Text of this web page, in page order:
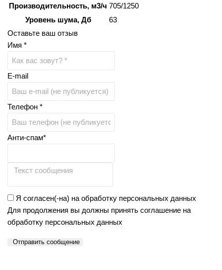
Производительность, м3/ч 705/1250
Уровень шума, Дб
63
Оставьте ваш отзыв
Имя *
E-mail
Телефон *
Анти-спам*
Я согласен(-на) на обработку персональных данных
Для продолжения вы должны принять соглашение на
обработку персональных данных
Отправить сообщение